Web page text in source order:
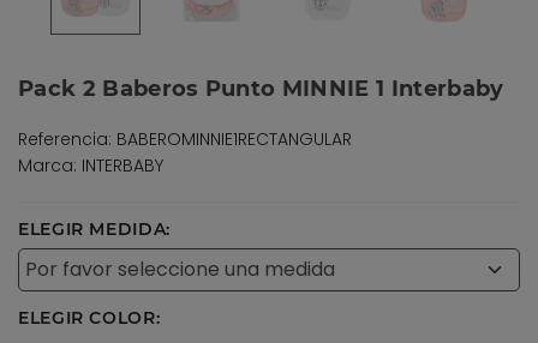
Pack 2 Baberos Punto MINNIE 1 Interbaby
Referencia: BABEROMINNIE1RECTANGULAR
Marca: INTERBABY
ELEGIR MEDIDA:
ELEGIR COLOR: